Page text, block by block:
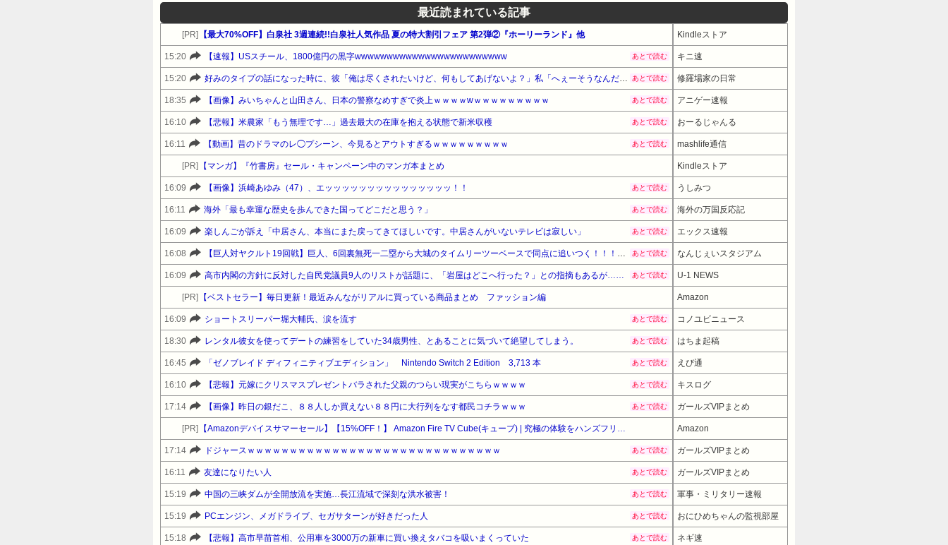
最近読まれている記事
[PR] 【最大70%OFF】白泉社 3週連続!!白泉社人気作品 夏の特大割引フェア 第2弾②『ホーリーランド』他 Kindleストア
15:20 【速報】USスチール、1800億円の黒字wwwwwwwwwwwwwwwwwwwwwwww あとで読む キニ速
15:20 好みのタイプの話になった時に、彼「俺は尽くされたいけど、何もしてあげないよ？」私「へぇーそうなんだー」→その後… あとで読む 修羅場家の日常
18:35 【画像】みいちゃんと山田さん、日本の警察なめすぎで炎上ｗｗｗｗwｗｗｗｗｗｗｗｗｗ あとで読む アニゲー速報
16:10 【悲報】米農家「もう無理です…」過去最大の在庫を抱える状態で新米収穫 あとで読む おーるじゃんる
16:11 【動画】昔のドラマのレ◯プシーン、今見るとアウトすぎるｗｗｗｗｗｗｗｗｗ あとで読む mashlife通信
[PR] 【マンガ】『竹書房』セール・キャンペーン中のマンガ本まとめ Kindleストア
16:09 【画像】浜崎あゆみ（47）、エッッッッッッッッッッッッッッッ！！ あとで読む うしみつ
16:11 海外「最も幸運な歴史を歩んできた国ってどこだと思う？」 あとで読む 海外の万国反応記
16:09 楽しんごが訴え「中居さん、本当にまた戻ってきてほしいです。中居さんがいないテレビは寂しい」 あとで読む エックス速報
16:08 【巨人対ヤクルト19回戦】巨人、6回裏無死一二塁から大城のタイムリーツーベースで同点に追いつく！！！！！！！！！！！ あとで読む なんじぇいスタジアム
16:09 高市内閣の方針に反対した自民党議員9人のリストが話題に、「岩屋はどこへ行った？」との指摘もあるが…… あとで読む U-1 NEWS
[PR] 【ベストセラー】毎日更新！最近みんながリアルに買っている商品まとめ ファッション編 Amazon
16:09 ショートスリーパー堀大輔氏、涙を流す あとで読む コノユビニュース
18:30 レンタル彼女を使ってデートの練習をしていた34歳男性、とあることに気づいて絶望してしまう。 あとで読む はちま起稿
16:45 「ゼノブレイド ディフィニティブエディション」 Nintendo Switch 2 Edition 3,713 本 あとで読む えび通
16:10 【悲報】元嫁にクリスマスプレゼントバラされた父親のつらい現実がこちらｗｗｗｗ あとで読む キスログ
17:14 【画像】昨日の銀だこ、８８人しか買えない８８円に大行列をなす都民コチラｗｗｗ あとで読む ガールズVIPまとめ
[PR] 【Amazonデバイスサマーセール】【15%OFF！】 Amazon Fire TV Cube(キューブ) | 究極の体験をハンズフリーで | ストリーミングメディアプレイヤー Amazon
17:14 ドジャースｗｗｗｗｗｗｗｗｗｗｗｗｗｗｗｗｗｗｗｗｗｗｗｗｗｗｗｗｗｗ あとで読む ガールズVIPまとめ
16:11 友達になりたい人 あとで読む ガールズVIPまとめ
15:19 中国の三峡ダムが全開放流を実施…長江流域で深刻な洪水被害！ あとで読む 軍事・ミリタリー速報
15:19 PCエンジン、メガドライブ、セガサターンが好きだった人 あとで読む おにひめちゃんの監視部屋
15:18 【悲報】高市早苗首相、公用車を3000万の新車に買い換えタバコを吸いまくっていた あとで読む ネギ速